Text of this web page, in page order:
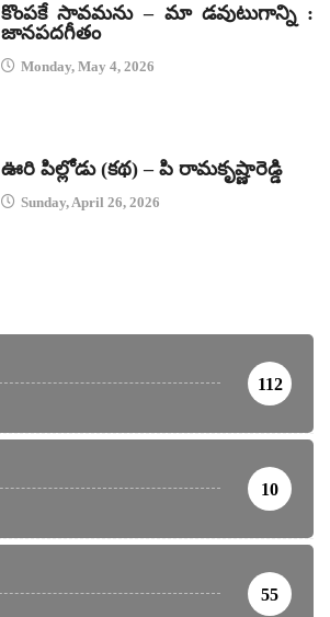
కొంపకే సావమను – మా డవుటుగాన్ని :
జానపదగీతం
Monday, May 4, 2026
ఊరి పిల్లోడు (కథ) – పి రామకృష్ణారెడ్డి
Sunday, April 26, 2026
112
10
55